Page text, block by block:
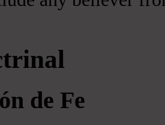
de Fe